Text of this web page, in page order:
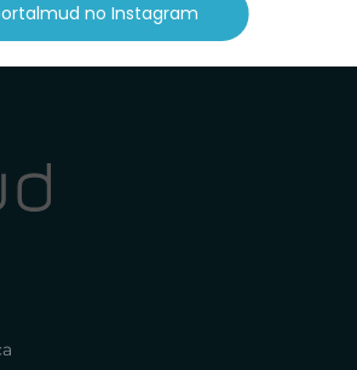
no Instagram